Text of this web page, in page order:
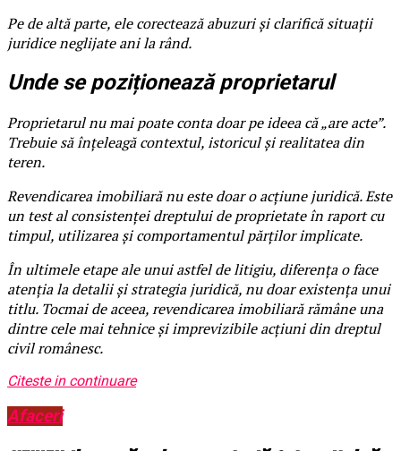
Pe de altă parte, ele corectează abuzuri și clarifică situații
juridice neglijate ani la rând.
Unde se poziționează proprietarul
Proprietarul nu mai poate conta doar pe ideea că „are acte”.
Trebuie să înțeleagă contextul, istoricul și realitatea din
teren.
Revendicarea imobiliară nu este doar o acțiune juridică. Este
un test al consistenței dreptului de proprietate în raport cu
timpul, utilizarea și comportamentul părților implicate.
În ultimele etape ale unui astfel de litigiu, diferența o face
atenția la detalii și strategia juridică, nu doar existența unui
titlu. Tocmai de aceea, revendicarea imobiliară rămâne una
dintre cele mai tehnice și imprevizibile acțiuni din dreptul
civil românesc.
Citeste in continuare
Afaceri